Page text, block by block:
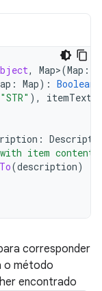
, Map>(Map ::
: Map): Boolean
"STR" ),
:
item
(description)
corresponder
o método
encontrado